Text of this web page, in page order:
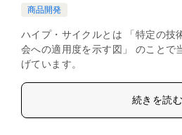
商品開発
ハイプ・サイクルとは 「特定の技
会への適用度を示す図」 のことで
げています。
続きを読む